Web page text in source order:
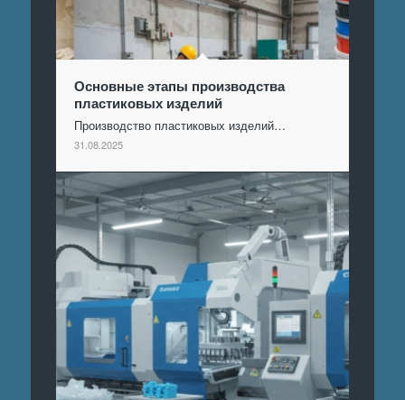
Основные этапы производства
пластиковых изделий
Производство пластиковых изделий…
31.08.2025